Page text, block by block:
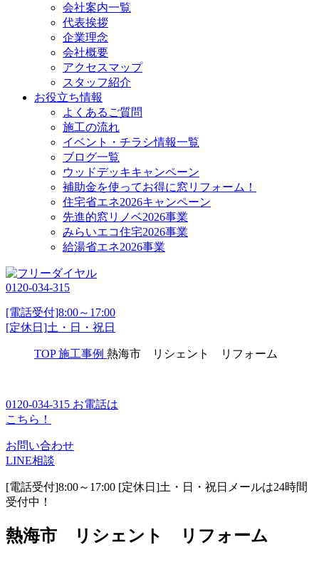
会社案内一覧
代表挨拶
企業理念
会社概要
アクセスマップ
スタッフ紹介
お役立ち情報
よくあるご質問
施工の流れ
イベント・チラシ情報一覧
ブログ一覧
ウッドデッキキャンペーン
補助金を使ってお得に窓リフォーム！
住宅省エネ2026キャンペーン
先進的窓リノベ2026事業
みらいエコ住宅2026事業
給湯省エネ2026事業
0120-034-315
[電話受付]8:00～17:00
[定休日]土・日・祝日
TOP 施工事例 熱海市 リシェント リフォーム
0120-034-315 お電話は
こちら！
お問い合わせ
LINE相談
[電話受付]8:00～17:00 [定休日]土・日・祝日 メールは24時間
受付中！
熱海市 リシェント リフォーム